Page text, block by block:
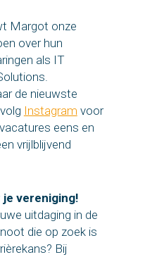
Margot onze
over hun
als IT
de nieuwste
Instagram voor
eens en
vrijlblijvend
vereniging!
uitdaging in de
die op zoek is
Bij